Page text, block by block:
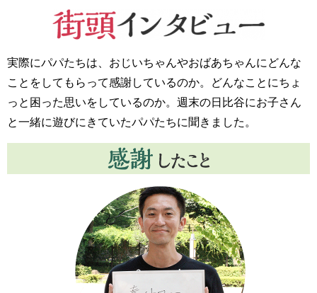
実際にパパたちは、おじいちゃんやおばあちゃんにどんな
ことをしてもらって感謝しているのか。どんなことにちょ
っと困った思いをしているのか。週末の日比谷にお子さん
と一緒に遊びにきていたパパたちに聞きました。